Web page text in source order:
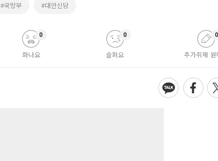
#국방부 #대안신당
화나요
0
슬퍼요
0
추가취재 원
0